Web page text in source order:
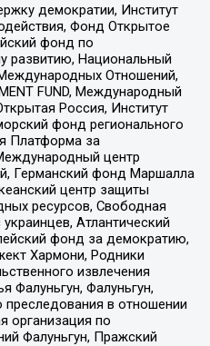
демократии, Институт
Фонд Открытое
фонд по
развитию, Национальный
Отношений,
FUND, Международный
Россия, Институт
фонд регионального
Платформа за
центр
Германский фонд Маршалла
центр защиты
ресурсов, Свободная
Атлантический
фонд за демократию,
Хармони, Родники
извлечения
Фалуньгун, Фалуньгун,
в отношении
организация по
Фалуньгун, Пражский